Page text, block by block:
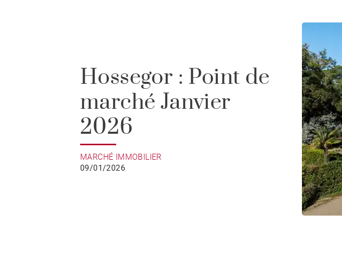
Hossegor : Point de
marché Janvier
2026
MARCHÉ IMMOBILIER
09/01/2026